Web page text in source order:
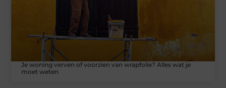
Je woning verven of voorzien van wrapfolie? Alles wat je
moet weten